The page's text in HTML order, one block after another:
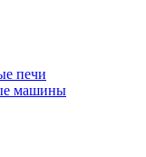
печи
машины